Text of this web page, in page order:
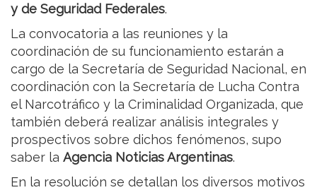
y de Seguridad Federales.
La convocatoria a las reuniones y la
coordinación de su funcionamiento estarán a
cargo de la Secretaría de Seguridad Nacional, en
coordinación con la Secretaría de Lucha Contra
el Narcotráfico y la Criminalidad Organizada, que
también deberá realizar análisis integrales y
prospectivos sobre dichos fenómenos, supo
saber la Agencia Noticias Argentinas.
En la resolución se detallan los diversos motivos